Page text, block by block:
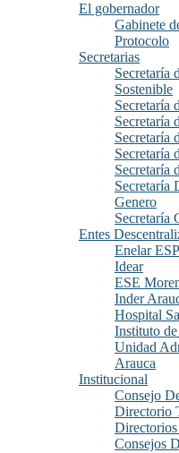
El gobernador
Gabinete
Protocolo
Secretarias
Secretaría
Sostenible
Secretaría
Secretaría
Secretaría
Secretaría
Secretaría
Secretaría
Genero
Secretaría
Entes
Enelar ESP
Idear
ESE
Inder
Hospital
Instituto
Unidad
Arauca
Institucional
Consejo
Directorio
Consejos